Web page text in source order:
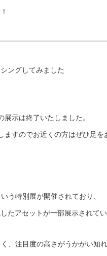
ングしてみました
示は終了いたしました。
すのでお近くの方はぜひ足を
う特別展が開催されており、
たアセットが一部展示されて
、注目度の高さがうかがい知れ